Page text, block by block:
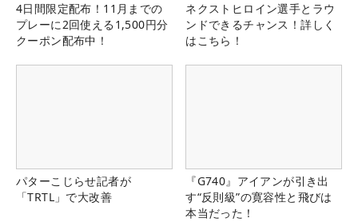
4日間限定配布！11月までの
プレーに2回使える1,500円分
クーポン配布中！
ネクストヒロイン選手とラウ
ンドできるチャンス！詳しく
はこちら！
パターこじらせ記者が
「TRTL」で大改善
『G740』アイアンが引き出
す“反則級”の寛容性と飛びは
本当だった！